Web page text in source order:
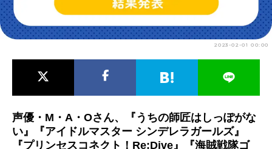
春アニメ
男性声優/女性声優一覧
2023-02-01 00:00
声優・M・A・Oさん、『うちの師匠はしっぽがな
い』『アイドルマスター シンデレラガールズ』
『プリンセスコネクト！Re:Dive』『海賊戦隊ゴ